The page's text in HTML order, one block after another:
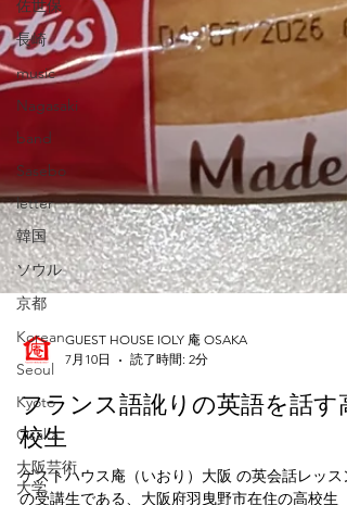
佐世保
長崎
music
Nagasaki
band
Sasebo
letter
韓国
ソウル
京都
Korean
Seoul
Kyoto
Osaka
大阪芸術
大学
GUEST HOUSE IOLY 庵 OSAKA
7月10日
読了時間: 2分
フランス語訛りの英語を話す高
校生